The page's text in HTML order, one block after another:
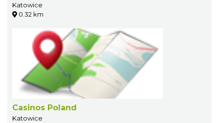
Katowice
0.32 km
Casinos Poland
Katowice